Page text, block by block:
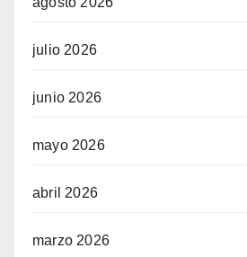
julio 2026
junio 2026
mayo 2026
abril 2026
marzo 2026